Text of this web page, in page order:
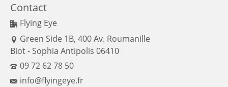
Contact
Flying Eye
Green Side 1B, 400 Av. Roumanille
Biot - Sophia Antipolis 06410
09 72 62 78 50
info@flyingeye.fr